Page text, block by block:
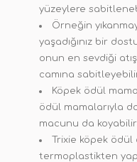
yüzeylere
Örneğin
yaşadığınız bir
onun en sevdiği
camına
Köpek ödül
ödül mamalarıyla
macunu da
Trixie köpek
termoplastikten